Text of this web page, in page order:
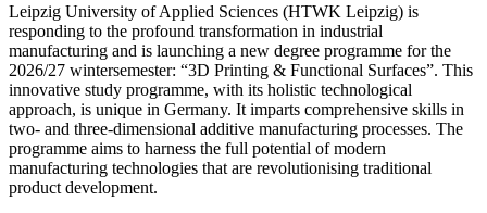
Leipzig University of Applied Sciences (HTWK Leipzig) is
responding to the profound transformation in industrial
manufacturing and is launching a new degree programme for the
2026/27 wintersemester: “3D Printing & Functional Surfaces”. This
innovative study programme, with its holistic technological
approach, is unique in Germany. It imparts comprehensive skills in
two- and three-dimensional additive manufacturing processes. The
programme aims to harness the full potential of modern
manufacturing technologies that are revolutionising traditional
product development.